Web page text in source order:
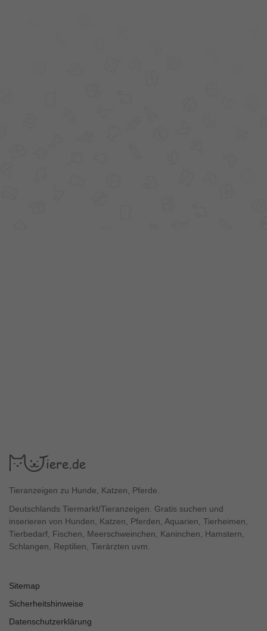
Tieranzeigen zu Hunde, Katzen, Pferde.
Deutschlands Tiermarkt/Tieranzeigen. Gratis suchen und
inserieren von Hunden, Katzen, Pferden, Aquarien, Tierheimen,
Tierbedarf, Fischen, Meerschweinchen, Kaninchen, Hamstern,
Schlangen, Reptilien, Tierärzten uvm.
Sitemap
Sicherheitshinweise
Datenschutzerklärung